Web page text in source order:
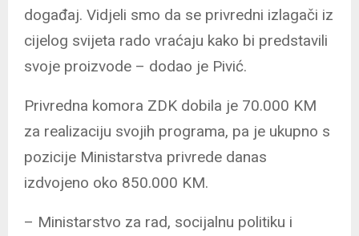
događaj. Vidjeli smo da se privredni izlagači iz
cijelog svijeta rado vraćaju kako bi predstavili
svoje proizvode – dodao je Pivić.
Privredna komora ZDK dobila je 70.000 KM
za realizaciju svojih programa, pa je ukupno s
pozicije Ministarstva privrede danas
izdvojeno oko 850.000 KM.
– Ministarstvo za rad, socijalnu politiku i